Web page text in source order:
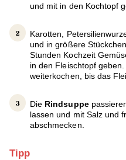
und mit in den Kochtopf
Karotten,
und in größere
Stunden Kochzeit
in den Fleischtopf
weiterkochen, bis das
Die Rindsuppe
lassen und mit Salz und
abschmecken.
Tipp